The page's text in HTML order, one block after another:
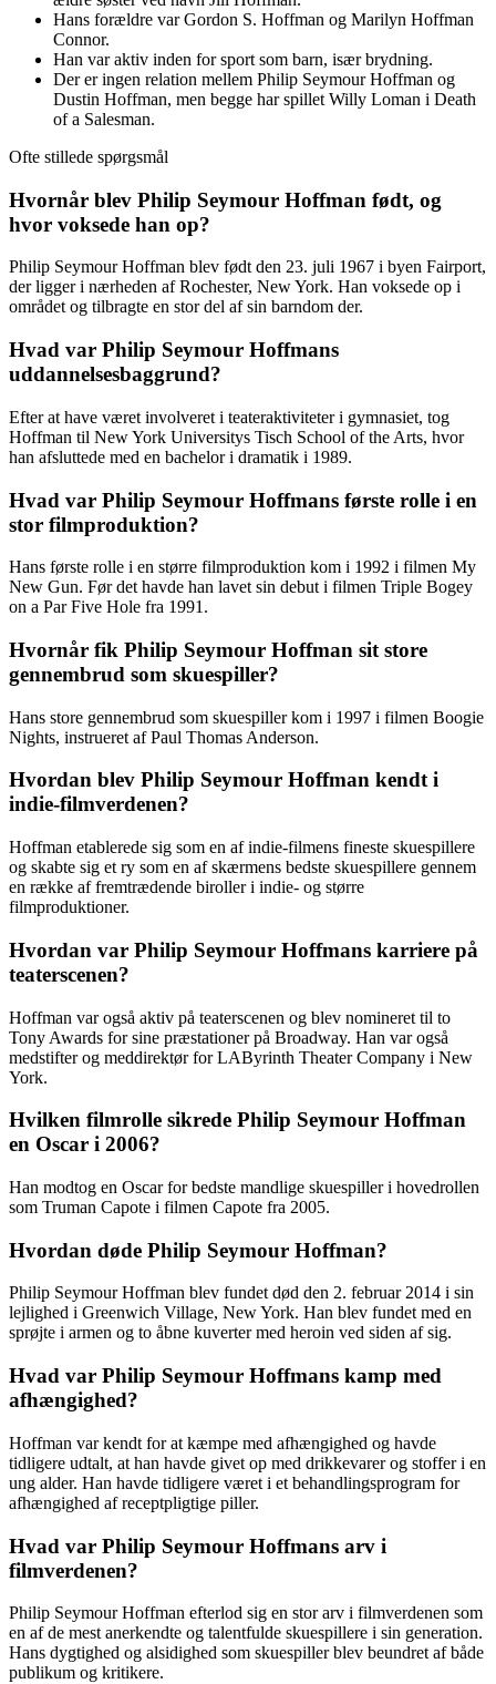
Hans forældre var Gordon S. Hoffman og Marilyn Hoffman
Connor.
Han var aktiv inden for sport som barn, især brydning.
Der er ingen relation mellem Philip Seymour Hoffman og
Dustin Hoffman, men begge har spillet Willy Loman i Death
of a Salesman.
Ofte stillede spørgsmål
Hvornår blev Philip Seymour Hoffman født, og
hvor voksede han op?
Philip Seymour Hoffman blev født den 23. juli 1967 i byen Fairport,
der ligger i nærheden af Rochester, New York. Han voksede op i
området og tilbragte en stor del af sin barndom der.
Hvad var Philip Seymour Hoffmans
uddannelsesbaggrund?
Efter at have været involveret i teateraktiviteter i gymnasiet, tog
Hoffman til New York Universitys Tisch School of the Arts, hvor
han afsluttede med en bachelor i dramatik i 1989.
Hvad var Philip Seymour Hoffmans første rolle i en
stor filmproduktion?
Hans første rolle i en større filmproduktion kom i 1992 i filmen My
New Gun. Før det havde han lavet sin debut i filmen Triple Bogey
on a Par Five Hole fra 1991.
Hvornår fik Philip Seymour Hoffman sit store
gennembrud som skuespiller?
Hans store gennembrud som skuespiller kom i 1997 i filmen Boogie
Nights, instrueret af Paul Thomas Anderson.
Hvordan blev Philip Seymour Hoffman kendt i
indie-filmverdenen?
Hoffman etablerede sig som en af indie-filmens fineste skuespillere
og skabte sig et ry som en af skærmens bedste skuespillere gennem
en række af fremtrædende biroller i indie- og større
filmproduktioner.
Hvordan var Philip Seymour Hoffmans karriere på
teaterscenen?
Hoffman var også aktiv på teaterscenen og blev nomineret til to
Tony Awards for sine præstationer på Broadway. Han var også
medstifter og meddirektør for LAByrinth Theater Company i New
York.
Hvilken filmrolle sikrede Philip Seymour Hoffman
en Oscar i 2006?
Han modtog en Oscar for bedste mandlige skuespiller i hovedrollen
som Truman Capote i filmen Capote fra 2005.
Hvordan døde Philip Seymour Hoffman?
Philip Seymour Hoffman blev fundet død den 2. februar 2014 i sin
lejlighed i Greenwich Village, New York. Han blev fundet med en
sprøjte i armen og to åbne kuverter med heroin ved siden af sig.
Hvad var Philip Seymour Hoffmans kamp med
afhængighed?
Hoffman var kendt for at kæmpe med afhængighed og havde
tidligere udtalt, at han havde givet op med drikkevarer og stoffer i en
ung alder. Han havde tidligere været i et behandlingsprogram for
afhængighed af receptpligtige piller.
Hvad var Philip Seymour Hoffmans arv i
filmverdenen?
Philip Seymour Hoffman efterlod sig en stor arv i filmverdenen som
en af de mest anerkendte og talentfulde skuespillere i sin generation.
Hans dygtighed og alsidighed som skuespiller blev beundret af både
publikum og kritikere.